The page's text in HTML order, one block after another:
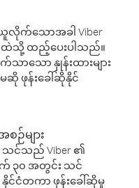
က်သောအခါ Viber
သို့ ထည့်ပေးပါသည်။
သော နှုန်းထားများ
ဆို ဖုန်းခေါ်ဆိုနိုင်
ဉ်များ
သင်သည် Viber ၏
က် ၃၀ အတွင်း သင်
ငံတကာ ဖုန်းခေါ်ဆိုမှု